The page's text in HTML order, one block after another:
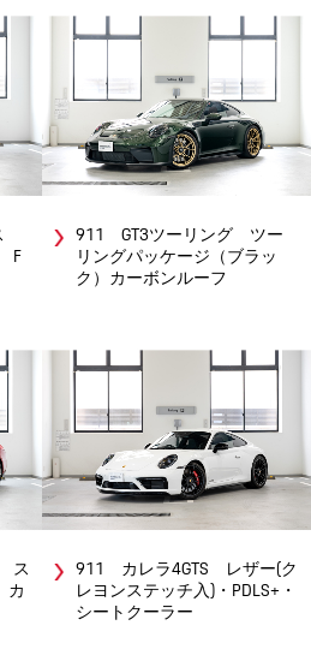
F
911 GT3ツーリング ツー
リングパッケージ（ブラッ
ク）カーボンルーフ
ス
911 カレラ4GTS レザー(ク
レヨンステッチ入)・PDLS+・
シートクーラー